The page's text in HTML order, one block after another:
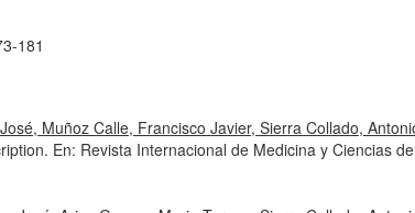
181
Muñoz Calle, Francisco Javier, Sierra Collado,
En: Revista Internacional de Medicina y Ciencias